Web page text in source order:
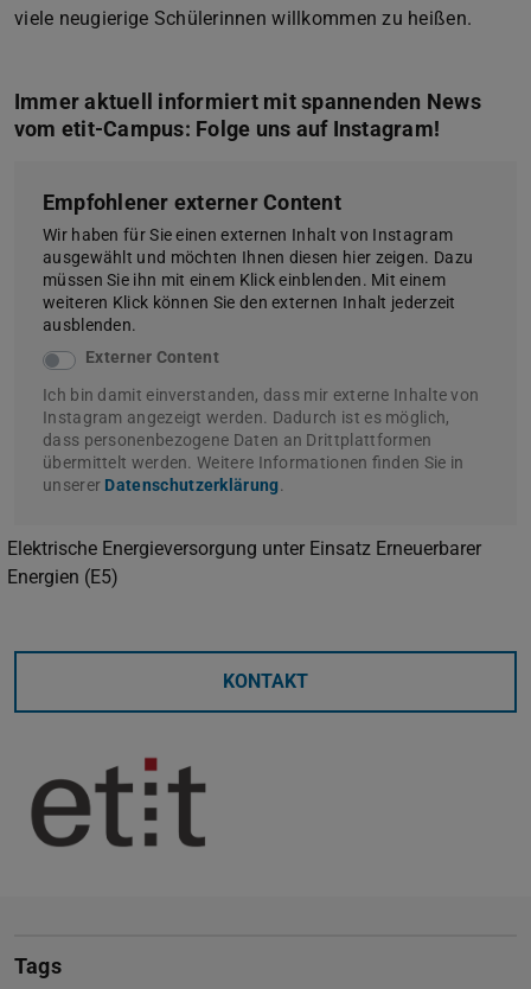
viele neugierige Schülerinnen willkommen zu heißen.
Immer aktuell informiert mit spannenden News
vom etit-Campus: Folge uns auf Instagram!
Empfohlener externer Content
Wir haben für Sie einen externen Inhalt von Instagram
ausgewählt und möchten Ihnen diesen hier zeigen. Dazu
müssen Sie ihn mit einem Klick einblenden. Mit einem
weiteren Klick können Sie den externen Inhalt jederzeit
ausblenden.
Externer Content
Ich bin damit einverstanden, dass mir externe Inhalte von
Instagram angezeigt werden. Dadurch ist es möglich,
dass personenbezogene Daten an Drittplattformen
übermittelt werden. Weitere Informationen finden Sie in
unserer Datenschutzerklärung.
Elektrische Energieversorgung unter Einsatz Erneuerbarer
Energien (E5)
KONTAKT
Tags